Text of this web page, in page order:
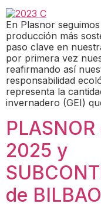
En Plasnor
producción más
paso clave en
por primera vez
reafirmando así
responsabilidad
representa la
invernadero (GEI)
2025 y
de BILBAO